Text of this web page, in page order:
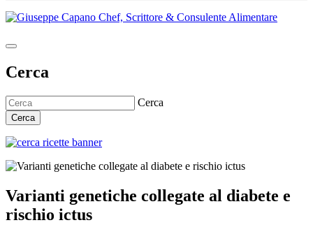
Cerca
Cerca
Cerca
Varianti genetiche collegate al diabete e
rischio ictus